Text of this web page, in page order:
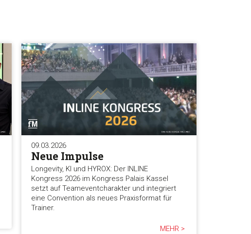
09.03.2026
Neue Impulse
Longevity, KI und HYROX: Der INLINE
Kongress 2026 im Kongress Palais Kassel
setzt auf Teameventcharakter und integriert
eine Convention als neues Praxisformat für
Trainer.
MEHR >